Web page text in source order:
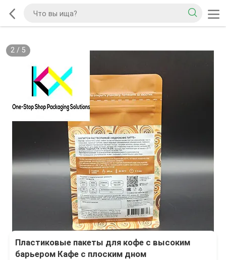
2/ 5
Пластиковые пакеты для кофе с высоким
барьером Кафе с плоским дном